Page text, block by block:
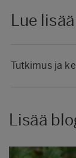
Lue lisää
Tutkimus ja
Lisää